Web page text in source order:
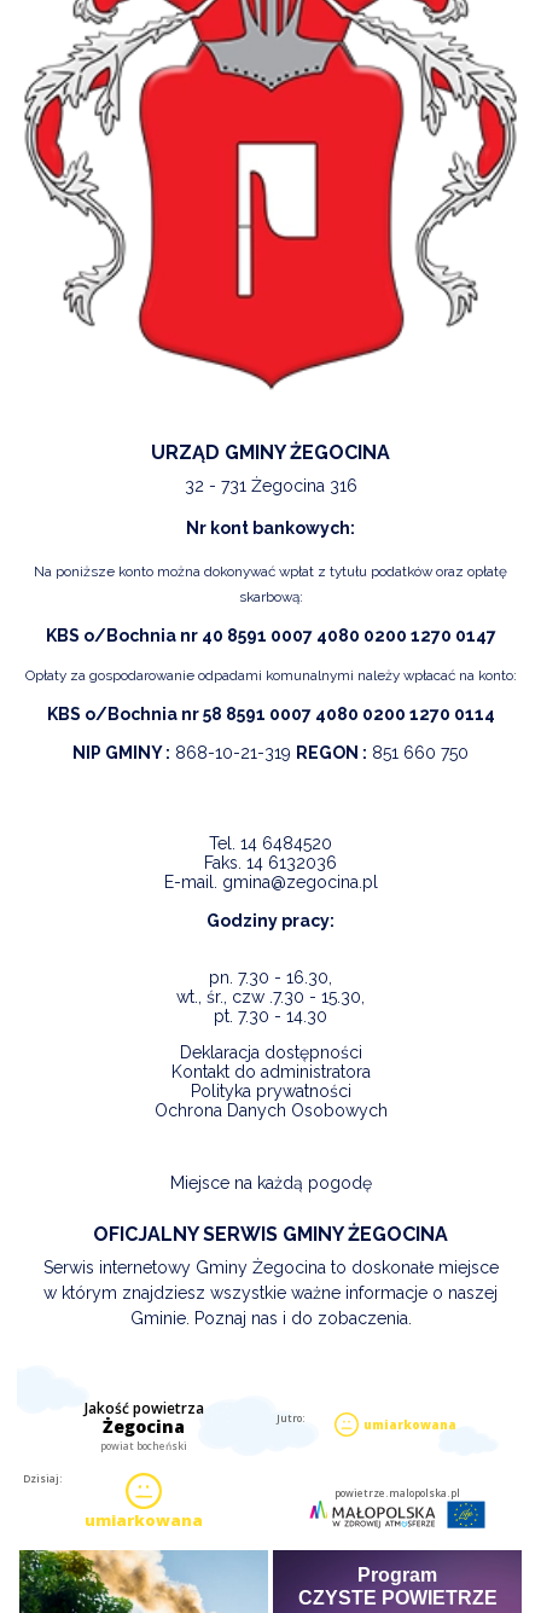
CZYSTE POWIETRZE
EWIDENCJA EMISYJNOŚCI BUDYNKÓW (CEEB)
URZĄD GMINY ŻEGOCINA
32 - 731 Żegocina 316
Nr kont bankowych:
Na poniższe konto można dokonywać wpłat z tytułu podatków oraz opłatę
skarbową:
KBS o/Bochnia nr 40 8591 0007 4080 0200 1270 0147
Opłaty za gospodarowanie odpadami komunalnymi należy wpłacać na konto:
KBS o/Bochnia nr 58 8591 0007 4080 0200 1270 0114
NIP GMINY : 868-10-21-319 REGON : 851 660 750
Tel. 14 6484520
Faks. 14 6132036
E-mail. gmina@zegocina.pl
Godziny pracy:
pn. 7.30 - 16.30,
wt., śr., czw .7.30 - 15.30,
pt. 7.30 - 14.30
Deklaracja dostępności
Kontakt do administratora
Polityka prywatności
Ochrona Danych Osobowych
Miejsce na każdą pogodę
OFICJALNY SERWIS GMINY ŻEGOCINA
Serwis internetowy Gminy Żegocina to doskonałe miejsce
w którym znajdziesz wszystkie ważne informacje o naszej
Gminie. Poznaj nas i do zobaczenia.